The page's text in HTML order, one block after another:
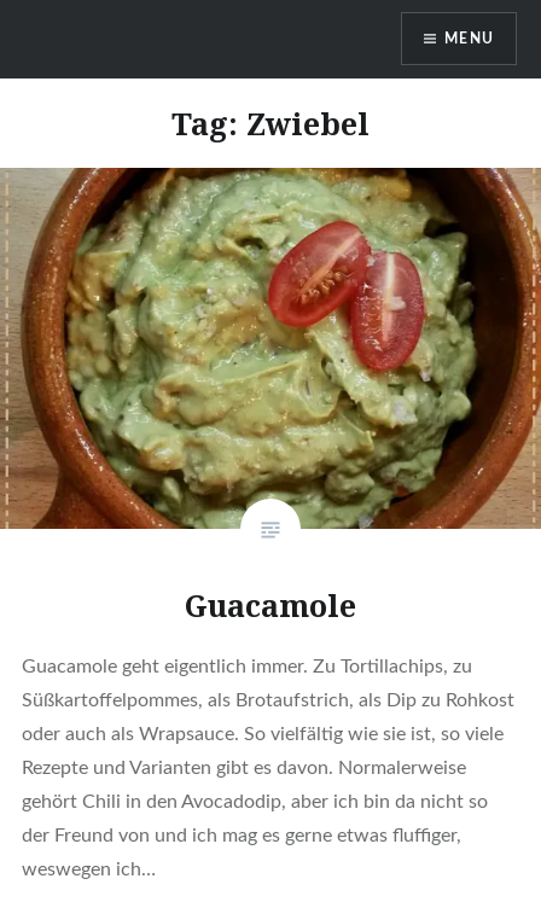
DragonDanielas Hobbyblog
MENU
Tag: Zwiebel
Guacamole
Guacamole geht eigentlich immer. Zu Tortillachips, zu
Süßkartoffelpommes, als Brotaufstrich, als Dip zu Rohkost
oder auch als Wrapsauce. So vielfältig wie sie ist, so viele
Rezepte und Varianten gibt es davon. Normalerweise
gehört Chili in den Avocadodip, aber ich bin da nicht so
der Freund von und ich mag es gerne etwas fluffiger,
weswegen ich…